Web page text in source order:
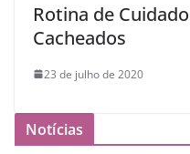
Rotina de
Cacheados
23 de julho de 2020
Notícias